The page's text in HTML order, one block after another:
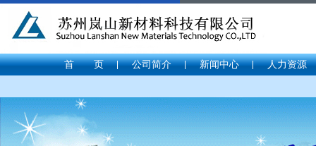
首 页 公司简介 新闻中心 人力资源